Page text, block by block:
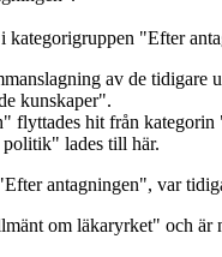
"Efter
av de
kunskaper".
flyttades hit från
lades till här.
antagningen", var
om läkaryrket" och är